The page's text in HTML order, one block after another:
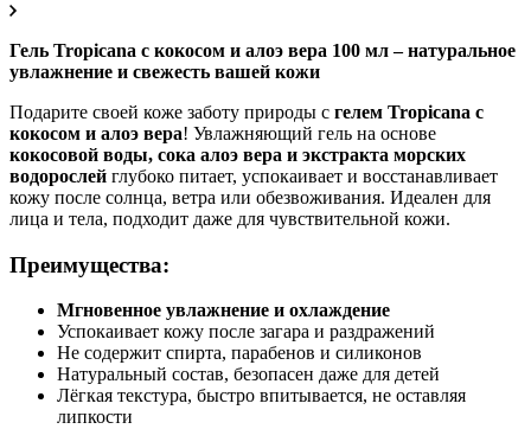
Гель Tropicana с кокосом и алоэ вера 100 мл – натуральное
увлажнение и свежесть вашей кожи
Подарите своей коже заботу природы с гелем Tropicana с
кокосом и алоэ вера! Увлажняющий гель на основе
кокосовой воды, сока алоэ вера и экстракта морских
водорослей глубоко питает, успокаивает и восстанавливает
кожу после солнца, ветра или обезвоживания. Идеален для
лица и тела, подходит даже для чувствительной кожи.
Преимущества:
Мгновенное увлажнение и охлаждение
Успокаивает кожу после загара и раздражений
Не содержит спирта, парабенов и силиконов
Натуральный состав, безопасен даже для детей
Лёгкая текстура, быстро впитывается, не оставляя
липкости